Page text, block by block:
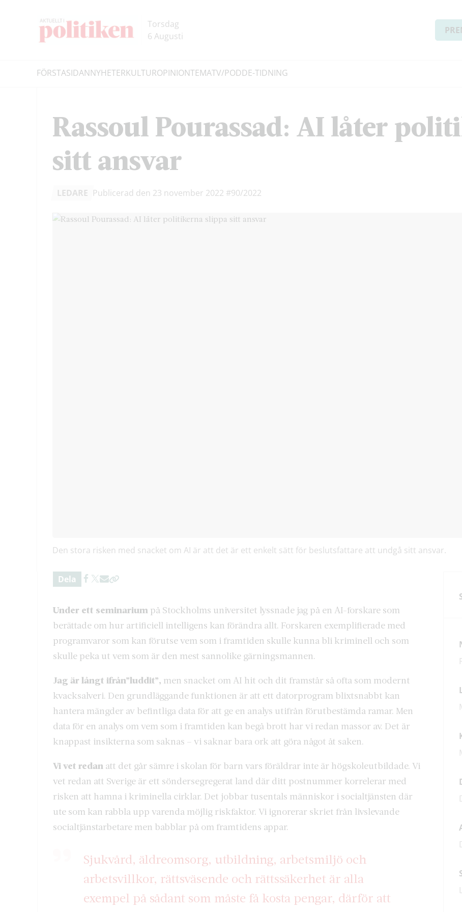
Torsdag
6 Augusti
FÖRSTASIDANNYHETERKULTUROPINIONTEMATV/PODDE-TIDNING
Rassoul Pourassad: AI låter
sitt ansvar
LEDARE Publicerad den 23 november 2022 #90/2022
Den stora risken med snacket om AI är att det är ett enkelt sätt för beslutsfattare att undgå sitt ansvar.
Dela
Under ett seminarium på Stockholms universitet lyssnade jag på en AI-forskare som
berättade om hur artificiell intelligens kan förändra allt. Forskaren exemplifierade med
programvaror som kan förutse vem som i framtiden skulle kunna bli kriminell och som
skulle peka ut vem som är den mest sannolike gärningsmannen.
Jag är långt ifrån”luddit”, men snacket om AI hit och dit framstår så ofta som modernt
kvacksalveri. Den grundläggande funktionen är att ett datorprogram blixtsnabbt kan
hantera mängder av befintliga data för att ge en analys utifrån förutbestämda ramar. Men
data för en analys om vem som i framtiden kan begå brott har vi redan massor av. Det är
knappast insikterna som saknas – vi saknar bara ork att göra något åt saken.
Vi vet redan att det går sämre i skolan för barn vars föräldrar inte är högskoleutbildade. Vi
vet redan att Sverige är ett söndersegregerat land där ditt postnummer korrelerar med
risken att hamna i kriminella cirklar. Det jobbar tusentals människor i socialtjänsten där
ute som kan rabbla upp varenda möjlig riskfaktor. Vi ignorerar skriet från livslevande
socialtjänstarbetare men babblar på om framtidens appar.
Sjukvård, äldreomsorg, utbildning, arbetsmiljö och
arbetsvillkor, rättsväsende och rättssäkerhet är alla
exempel på sådant som måste få kosta pengar, därför att